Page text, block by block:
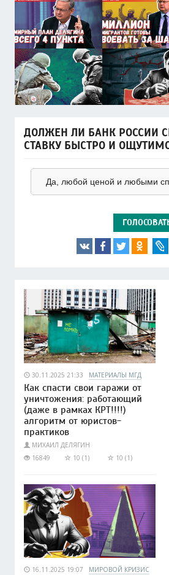
ДОЛЖЕН ЛИ БАНК РОССИИ
СТАВКУ БЫСТРО И
30.11.2025 21:33 МАТЕРИАЛЫ МГД
Как спасти свои гаражи от
уничтожения: работающий
(даже в рамках КРТ!!!!)
алгоритм от юристов-
практиков
МИХАИЛ ДЕЛЯГИН
16849
10 (1) 10 (1)
16.11.2025 19:07 МИРОВОЙ КРИЗИС